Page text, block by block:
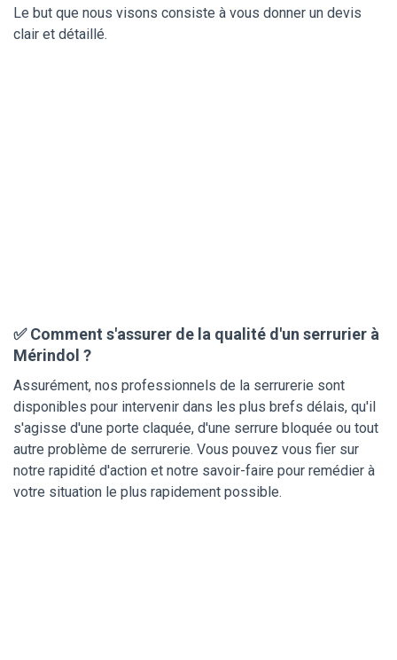
Le but que nous visons consiste à vous donner un devis
clair et détaillé.
✅ Comment s'assurer de la qualité d'un serrurier à
Mérindol ?
Assurément, nos professionnels de la serrurerie sont
disponibles pour intervenir dans les plus brefs délais, qu'il
s'agisse d'une porte claquée, d'une serrure bloquée ou tout
autre problème de serrurerie. Vous pouvez vous fier sur
notre rapidité d'action et notre savoir-faire pour remédier à
votre situation le plus rapidement possible.